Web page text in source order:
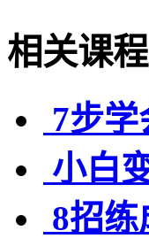
相关课程
7步
小白
8招练